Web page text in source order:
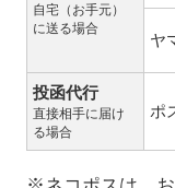
自宅（お手元）
に送る場合
ヤ
投函代行
直接相手に届け
る場合
ポ